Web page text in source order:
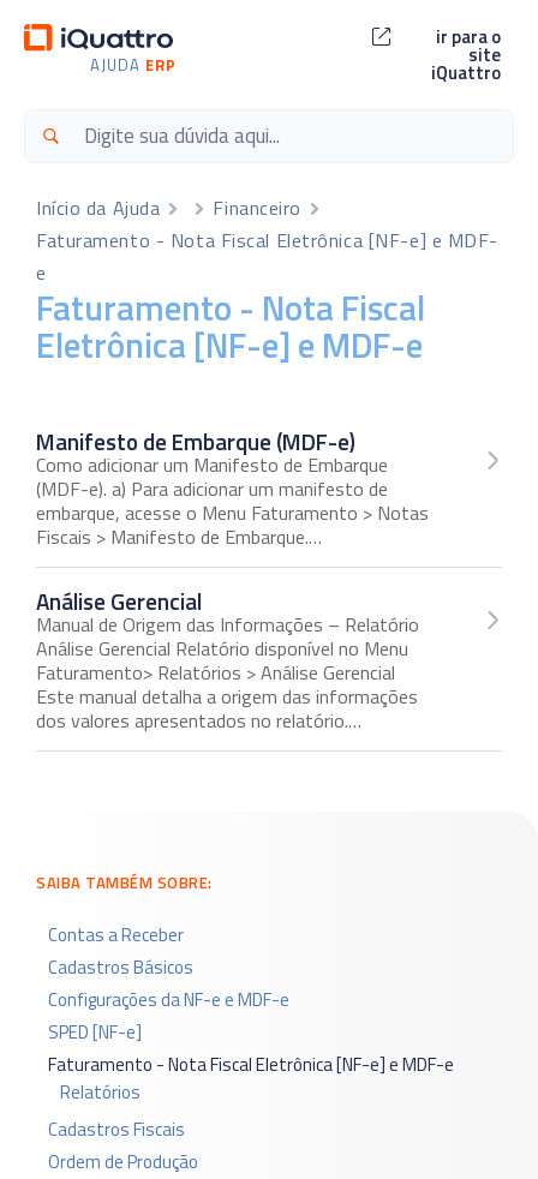
AJUDA ERP
ir para o
site
iQuattro
Início da Ajuda
Financeiro
Faturamento - Nota Fiscal Eletrônica [NF-e] e MDF-
e
Faturamento - Nota Fiscal
Eletrônica [NF-e] e MDF-e
SAIBA TAMBÉM SOBRE:
Contas a Receber
Cadastros Básicos
Configurações da NF-e e MDF-e
SPED [NF-e]
Faturamento - Nota Fiscal Eletrônica [NF-e] e MDF-e
Relatórios
Cadastros Fiscais
Ordem de Produção
Manifesto de Embarque (MDF-e)
Como adicionar um Manifesto de Embarque
(MDF-e). a) Para adicionar um manifesto de
embarque, acesse o Menu Faturamento > Notas
Fiscais > Manifesto de Embarque.…
Análise Gerencial
Manual de Origem das Informações – Relatório
Análise Gerencial Relatório disponível no Menu
Faturamento> Relatórios > Análise Gerencial
Este manual detalha a origem das informações
dos valores apresentados no relatório.…